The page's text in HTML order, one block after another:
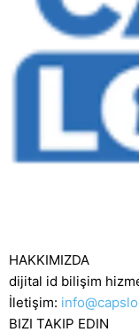
HAKKIMIZDA
dijital id bilişim
İletişim:
BIZI TAKIP EDIN